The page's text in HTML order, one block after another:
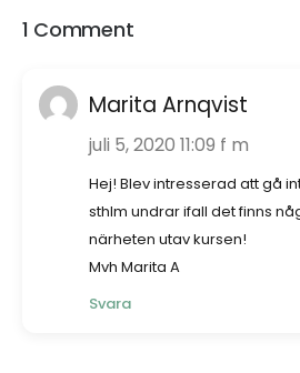
1 Comment
Marita Arnqvist
juli 5, 2020 11:09 f m
Hej! Blev intresserad att gå
sthlm undrar ifall det finns
närheten utav kursen!
Mvh Marita A
Svara